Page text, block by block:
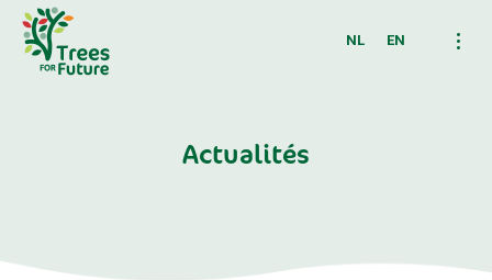
NL EN
Actualités